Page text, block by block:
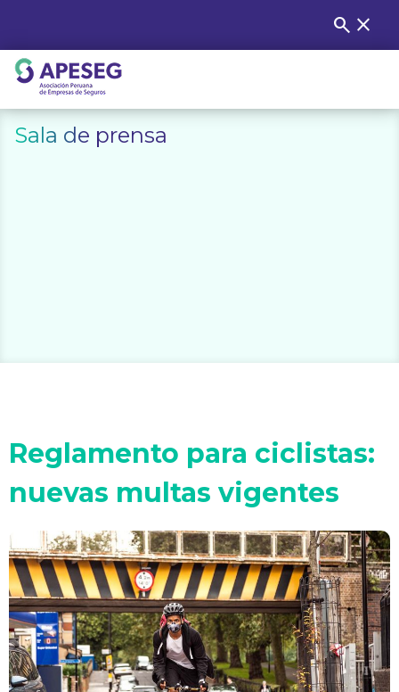
content
Buscar:
search close
APESEG
Sala de prensa
Reglamento para ciclistas:
nuevas multas vigentes